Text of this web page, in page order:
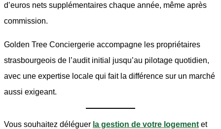
d’euros nets supplémentaires chaque année, même après
commission.
Golden Tree Conciergerie accompagne les propriétaires
strasbourgeois de l’audit initial jusqu’au pilotage quotidien,
avec une expertise locale qui fait la différence sur un marché
aussi exigeant.
Vous souhaitez déléguer la gestion de votre logement et